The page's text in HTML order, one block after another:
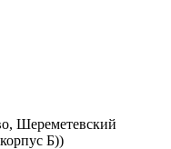
Шереметевский
Б))